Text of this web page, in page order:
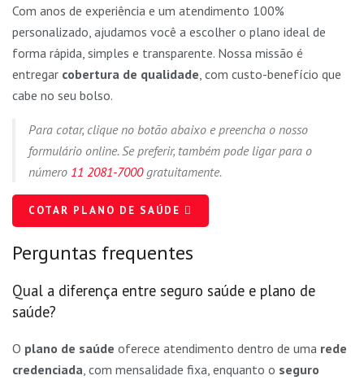
Com anos de experiência e um atendimento 100%
personalizado, ajudamos você a escolher o plano ideal de
forma rápida, simples e transparente. Nossa missão é
entregar cobertura de qualidade , com custo-benefício que
cabe no seu bolso.
Para cotar, clique no botão abaixo e preencha o nosso
formulário online. Se preferir, também pode ligar para o
número 11 2081-7000gratuitamente.
COTAR PLANO DE SAÚDE
Perguntas frequentes
Qual a diferença entre seguro saúde e plano de
saúde?
O plano de saúde oferece atendimento dentro de uma rede
credenciada, com mensalidade fixa, enquanto o seguro